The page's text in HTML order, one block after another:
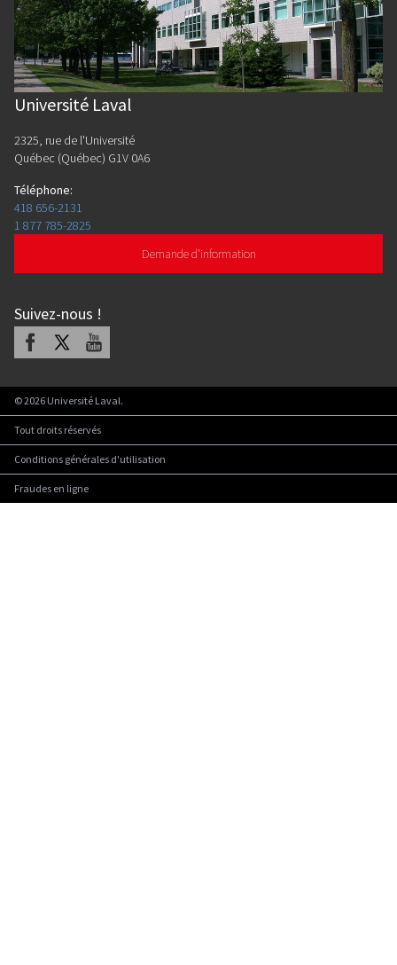
Université Laval
2325, rue de l'Université
Québec (Québec) G1V 0A6
Téléphone:
418 656-2131
1 877 785-2825
Demande d'information
Suivez-nous !
Facebook Youtube
©2026 Université Laval.
Tout droits réservés
Conditions générales d'utilisation
Fraudes en ligne